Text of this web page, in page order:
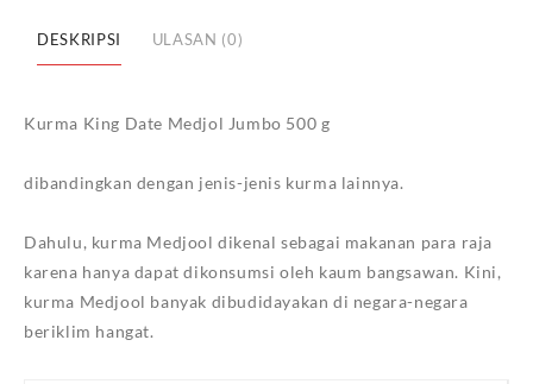
DESKRIPSI ULASAN (0)
Kurma King Date Medjol Jumbo 500 g
dibandingkan dengan jenis-jenis kurma lainnya.
Dahulu, kurma Medjool dikenal sebagai makanan para raja
karena hanya dapat dikonsumsi oleh kaum bangsawan. Kini,
kurma Medjool banyak dibudidayakan di negara-negara
beriklim hangat.